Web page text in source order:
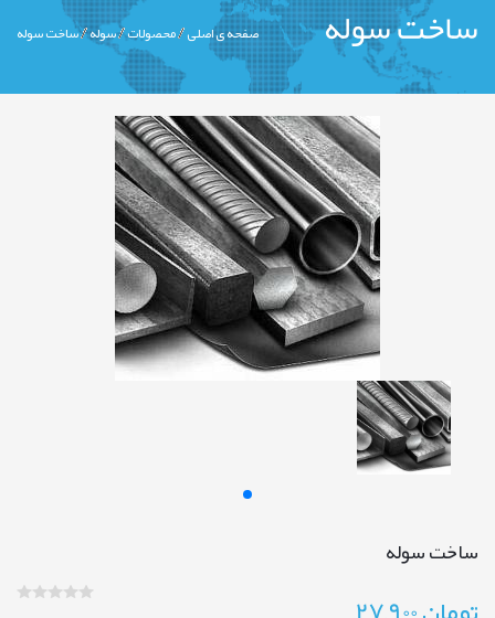
منوی
کاربری
ساخت سوله صفحه ی اصلی محصولات سوله ساخت سوله
ساخت سوله